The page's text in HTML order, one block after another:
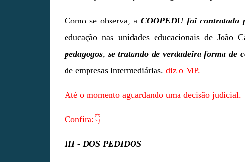
Como se observa, a COOPEDU foi contratada
educação nas unidades educacionais de
pedagogos, se tratando de verdadeira forma de
de empresas intermediárias. diz o MP.
Até o momento aguardando uma decisão judicial.
Confira:👇
III - DOS PEDIDOS